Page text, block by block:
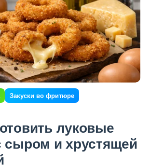
Закуски во фритюре
луковые
сыром и хрустящей